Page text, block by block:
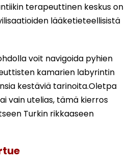
terapeuttinen keskus on
lääketieteellisistä
voit navigoida pyhien
kamarien labyrintin
kestäviä tarinoita.Oletpa
vain utelias, tämä kierros
Turkin rikkaaseen